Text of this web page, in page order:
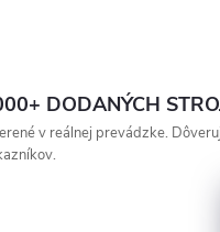
DODANÝCH
v reálnej prevádzke.